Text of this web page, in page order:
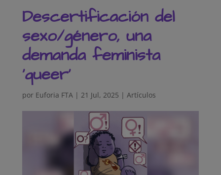
Descertificación del
sexo/género, una
demanda feminista
‘queer’
por Euforia FTA| 21 Jul, 2025 | Artículos